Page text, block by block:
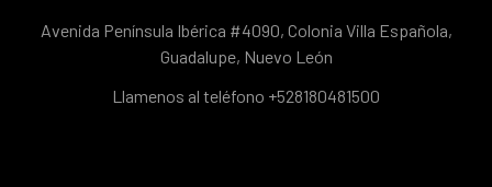
Avenida Península Ibérica #4090, Colonia Villa Española,
Guadalupe, Nuevo León
Llamenos al teléfono +528180481500